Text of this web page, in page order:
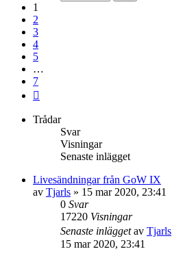
1
2
3
4
5
…
7
Trådar
Svar
Visningar
Senaste inlägget
Livesändningar från GoW IX
av Tjarls » 15 mar 2020, 23:41
0 Svar
17220 Visningar
Senaste inläggetav Tjarls
15 mar 2020, 23:41